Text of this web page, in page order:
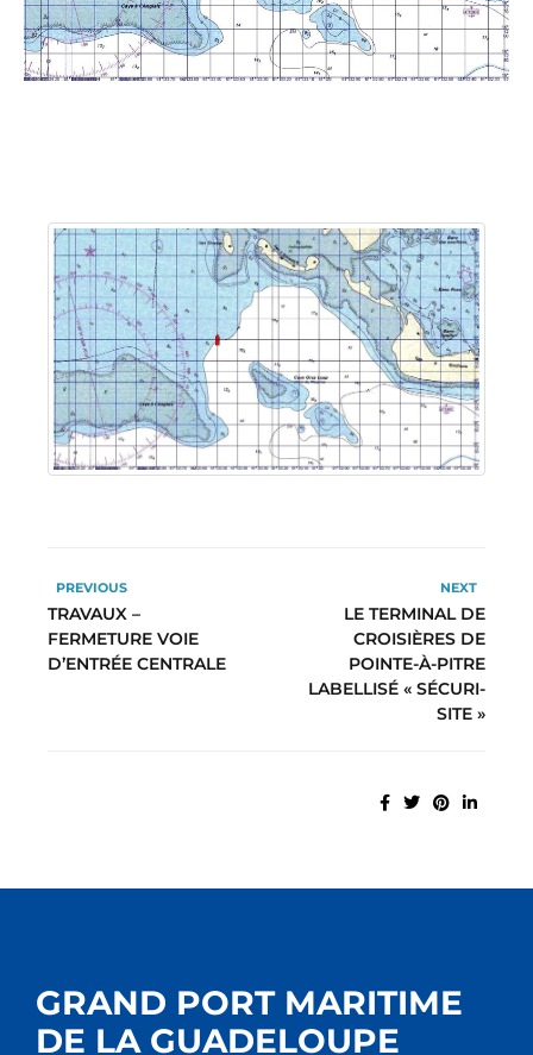
PREVIOUS
TRAVAUX –
FERMETURE VOIE
D’ENTRÉE CENTRALE
NEXT
LE TERMINAL DE
CROISIÈRES DE
POINTE-À-PITRE
LABELLISÉ « SÉCURI-
SITE »
GRAND PORT MARITIME
DE LA GUADELOUPE